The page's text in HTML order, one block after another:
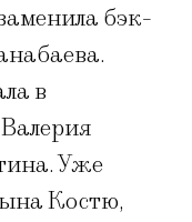
бэк-
в
Уже
Костю,